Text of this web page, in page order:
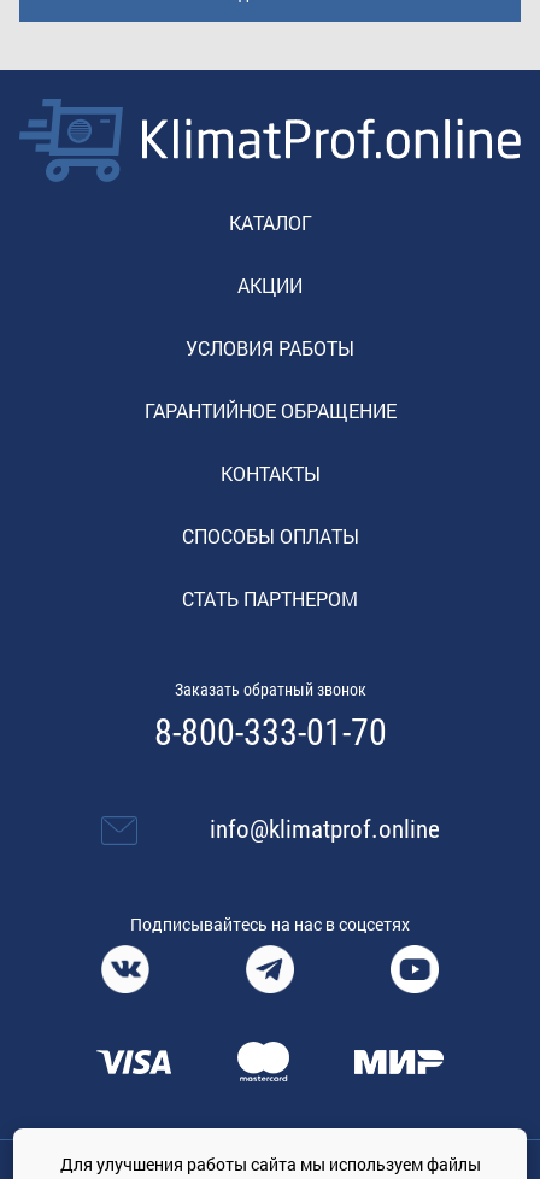
КАТАЛОГ
АКЦИИ
УСЛОВИЯ РАБОТЫ
ГАРАНТИЙНОЕ ОБРАЩЕНИЕ
КОНТАКТЫ
СПОСОБЫ ОПЛАТЫ
СТАТЬ ПАРТНЕРОМ
Заказать обратный звонок
8-800-333-01-70
info@klimatprof.online
Подписывайтесь на нас в соцсетях
Для улучшения работы сайта мы используем файлы